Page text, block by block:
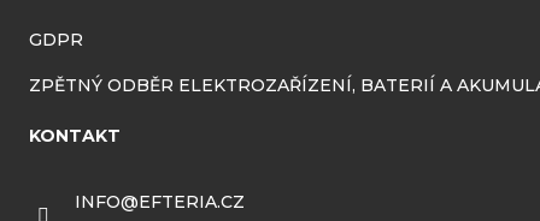
GDPR
ZPĚTNÝ ODBĚR ELEKTROZAŘÍZENÍ, BATERIÍ A
KONTAKT
INFO@EFTERIA.CZ